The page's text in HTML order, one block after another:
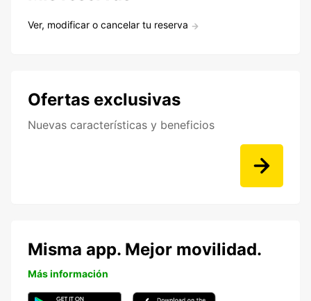
Ver, modificar o cancelar tu reserva
Ofertas exclusivas
Nuevas características y beneficios
Misma app. Mejor movilidad.
Más información